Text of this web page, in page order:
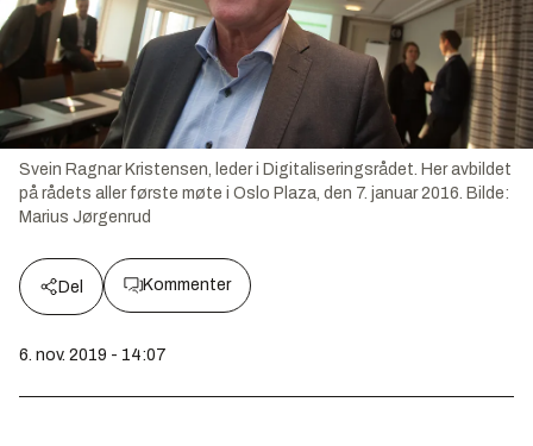
Svein Ragnar Kristensen, leder i Digitaliseringsrådet. Her avbildet
på rådets aller første møte i Oslo Plaza, den 7. januar 2016. Bilde:
Marius Jørgenrud
Del Kommenter
6. nov. 2019 - 14:07